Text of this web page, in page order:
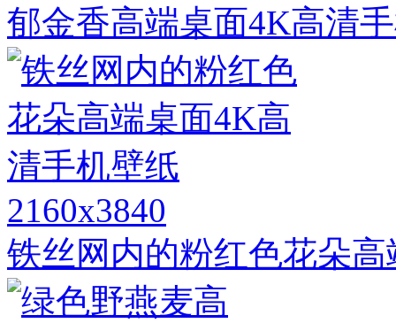
郁金香高端桌面4K高清
2160x3840
铁丝网内的粉红色花朵